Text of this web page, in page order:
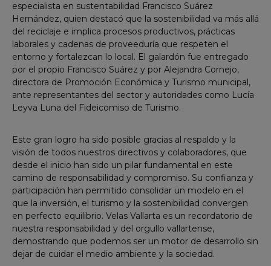
especialista en sustentabilidad Francisco Suárez
Hernández, quien destacó que la sostenibilidad va más allá
del reciclaje e implica procesos productivos, prácticas
laborales y cadenas de proveeduría que respeten el
entorno y fortalezcan lo local. El galardón fue entregado
por el propio Francisco Suárez y por Alejandra Cornejo,
directora de Promoción Económica y Turismo municipal,
ante representantes del sector y autoridades como Lucía
Leyva Luna del Fideicomiso de Turismo.
Este gran logro ha sido posible gracias al respaldo y la
visión de todos nuestros directivos y colaboradores, que
desde el inicio han sido un pilar fundamental en este
camino de responsabilidad y compromiso. Su confianza y
participación han permitido consolidar un modelo en el
que la inversión, el turismo y la sostenibilidad convergen
en perfecto equilibrio. Velas Vallarta es un recordatorio de
nuestra responsabilidad y del orgullo vallartense,
demostrando que podemos ser un motor de desarrollo sin
dejar de cuidar el medio ambiente y la sociedad.